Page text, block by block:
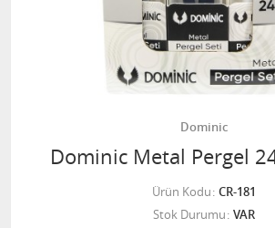
Dominic
Dominic Metal Pergel
Ürün Kodu CR-181
Stok Durumu VAR